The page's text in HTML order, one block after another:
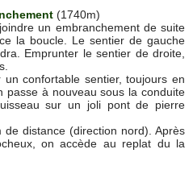
(1740m)
un embranchement de suite
la boucle. Le sentier de gauche
Emprunter le sentier de droite,
confortable sentier, toujours en
passe à nouveau sous la conduite
sur un joli pont de pierre
distance (direction nord). Après
on accède au replat du la